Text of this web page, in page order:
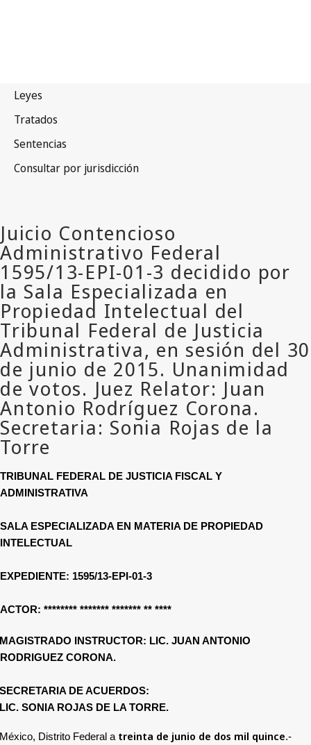
TRIBUNAL FEDERAL DE JUSTICIA FISCAL Y
ADMINISTRATIVA
SALA ESPECIALIZADA EN MATERIA DE PROPIEDAD
INTELECTUAL
EXPEDIENTE: 1595/13-EPI-01-3
ACTOR: ******** ******* ******* ** ****
MAGISTRADO INSTRUCTOR: LIC. JUAN ANTONIO
RODRIGUEZ CORONA.
SECRETARIA DE ACUERDOS:
LIC. SONIA ROJAS DE LA TORRE.
México, Distrito Federal a treinta de junio de dos mil quince.-